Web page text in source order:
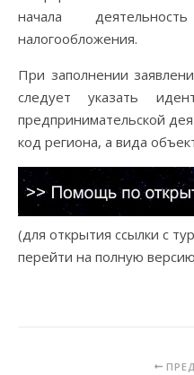
начала
налогообложения.
При заполнении
следует указать
предпринимательской
код региона, а вида
(для открытия ссылки с
перейти на полную